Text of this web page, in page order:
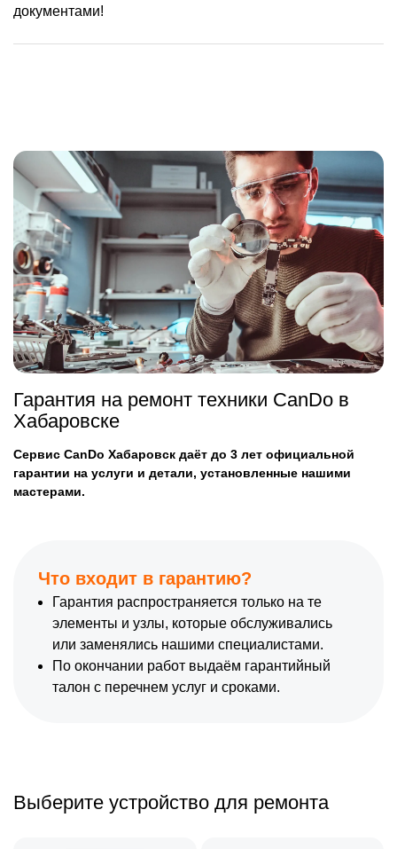
документами!
Гарантия на ремонт техники CanDo в
Хабаровске
Сервис CanDo Хабаровск даёт до 3 лет официальной
гарантии на услуги и детали, установленные нашими
мастерами.
Что входит в гарантию?
Гарантия распространяется только на те
элементы и узлы, которые обслуживались
или заменялись нашими специалистами.
По окончании работ выдаём гарантийный
талон с перечнем услуг и сроками.
Выберите устройство для ремонта